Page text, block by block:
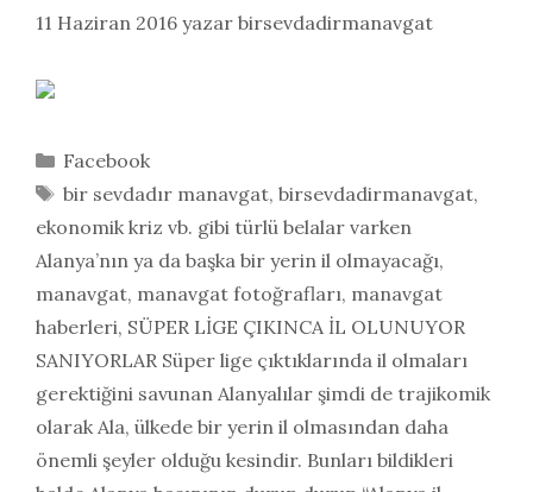
11 Haziran 2016 yazar birsevdadirmanavgat
Kategoriler
Facebook
Etiketler
bir sevdadır manavgat, birsevdadirmanavgat,
ekonomik kriz vb. gibi türlü belalar varken
Alanya’nın ya da başka bir yerin il olmayacağı,
manavgat, manavgat fotoğrafları, manavgat
haberleri, SÜPER LİGE ÇIKINCA İL OLUNUYOR
SANIYORLAR Süper lige çıktıklarında il olmaları
gerektiğini savunan Alanyalılar şimdi de trajikomik
olarak Ala, ülkede bir yerin il olmasından daha
önemli şeyler olduğu kesindir. Bunları bildikleri